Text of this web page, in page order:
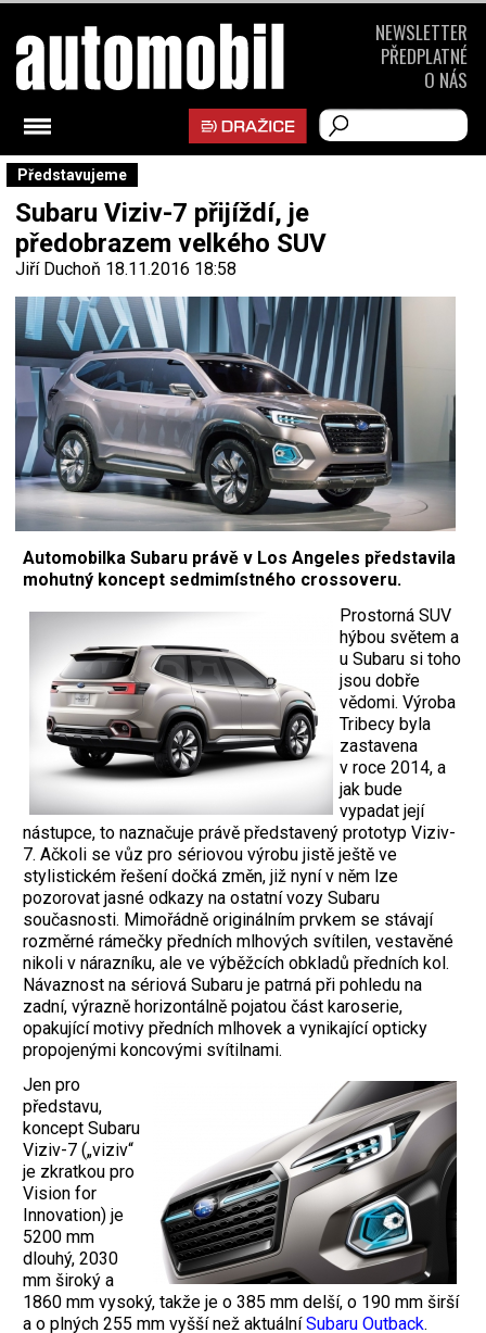
Představujeme
Subaru Viziv-7 přijíždí, je
předobrazem velkého SUV
Jiří Duchoň 18.11.2016 18:58
Automobilka Subaru právě v Los Angeles představila
mohutný koncept sedmimístného crossoveru.
Prostorná SUV
hýbou světem a
u Subaru si toho
jsou dobře
vědomi. Výroba
Tribecy byla
zastavena
v roce 2014, a
jak bude
vypadat její
nástupce, to naznačuje právě představený prototyp Viziv-
7. Ačkoli se vůz pro sériovou výrobu jistě ještě ve
stylistickém řešení dočká změn, již nyní v něm lze
pozorovat jasné odkazy na ostatní vozy Subaru
současnosti. Mimořádně originálním prvkem se stávají
rozměrné rámečky předních mlhových svítilen, vestavěné
nikoli v nárazníku, ale ve výběžcích obkladů předních kol.
Návaznost na sériová Subaru je patrná při pohledu na
zadní, výrazně horizontálně pojatou část karoserie,
opakující motivy předních mlhovek a vynikající opticky
propojenými koncovými svítilnami.
Jen pro
představu,
koncept Subaru
Viziv-7 („viziv“
je zkratkou pro
Vision for
Innovation) je
5200 mm
dlouhý, 2030
mm široký a
1860 mm vysoký, takže je o 385 mm delší, o 190 mm širší
a o plných 255 mm vyšší než aktuálníSubaru Outback.
NEWSLETTER
PŘEDPLATNÉ
O NÁS